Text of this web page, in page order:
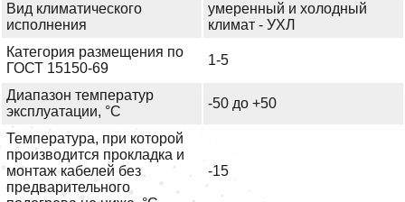
Вид климатического
исполнения
умеренный и холодный
климат - УХЛ
Категория размещения по
ГОСТ 15150-69
1-5
Диапазон температур
эксплуатации, °С
-50 до +50
Температура, при которой
производится прокладка и
монтаж кабелей без
предварительного
-15